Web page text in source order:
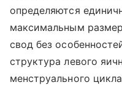
определяются
максимальным
свод без
структура левого
менструального